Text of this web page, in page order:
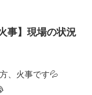
事】現場の状況
、火事です💦